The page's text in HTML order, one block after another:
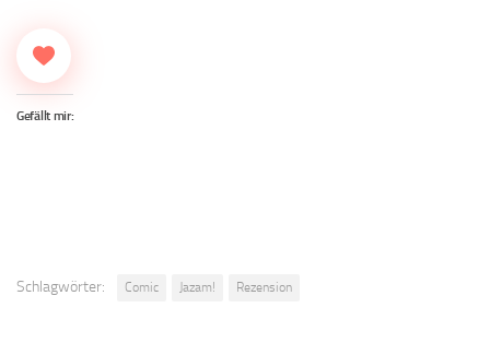
Gefällt mir:
Schlagwörter: Comic Jazam! Rezension